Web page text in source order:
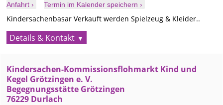
Anfahrt › Termin im Kalender speichern ›
Kindersachenbasar Verkauft werden Spielzeug & Kleider..
Details & Kontakt
Kindersachen-Kommissionsflohmarkt Kind und
Kegel Grötzingen e. V.
Begegnungsstätte Grötzingen
76229 Durlach